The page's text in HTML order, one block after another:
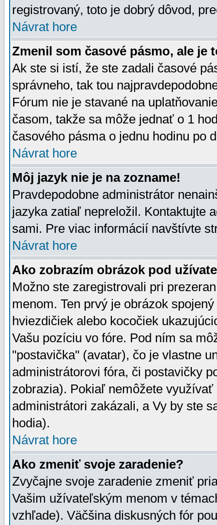
registrovaný, toto je dobrý dôvod,
Návrat hore
Zmenil som časové pásmo, ale je
Ak ste si istí, že ste zadali časové
správneho, tak tou
Fórum nie je stavané na
časom, takže sa môže jednať o 1
časového pásma o jednu hodinu po
Návrat hore
Môj jazyk nie je na zozname!
Pravdepodobne administrátor
jazyka zatiaľ nepreložil. Kontaktujte
sami. Pre viac informácií navštívte
Návrat hore
Ako zobrazím obrázok pod
Možno ste zaregistrovali pri
menom. Ten prvý je obrázok
hviezdičiek alebo kocočiek
Vašu pozíciu vo fóre. Pod ním sa
"postavička" (avatar), čo je vlastne
administrátorovi fóra, či postavičky
zobrazia). Pokiaľ nemôžete
administrátori zakázali, a Vy by ste
hodia).
Návrat hore
Ako zmeniť svoje zaradenie?
Zvyčajne svoje zaradenie zmeniť
Vašim užívateľským menom v
vzhľade). Väčšina diskusných fór